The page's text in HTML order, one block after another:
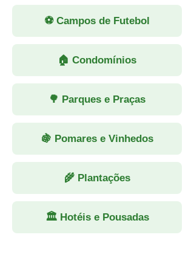
⚽ Campos de Futebol
🏠 Condomínios
🌳 Parques e Praças
🍇 Pomares e Vinhedos
🌾 Plantações
🏛 Hotéis e Pousadas